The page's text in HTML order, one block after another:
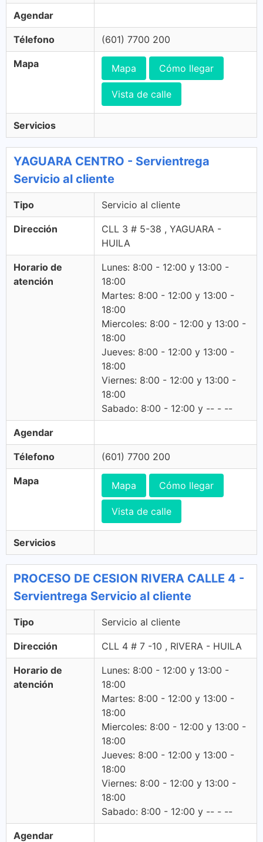
Agendar
Télefono (601) 7700 200
Mapa Mapa Cómo llegar
Vista de calle
Servicios
YAGUARA CENTRO - Servientrega
Servicio al cliente
Tipo Servicio al cliente
Dirección
CLL 3 # 5-38 , YAGUARA -
HUILA
Horario de
atención
Lunes: 8:00 - 12:00 y 13:00 -
18:00
Martes: 8:00 - 12:00 y 13:00 -
18:00
Miercoles: 8:00 - 12:00 y 13:00 -
18:00
Jueves: 8:00 - 12:00 y 13:00 -
18:00
Viernes: 8:00 - 12:00 y 13:00 -
18:00
Sabado: 8:00 - 12:00 y -- - --
Agendar
Télefono (601) 7700 200
Mapa Mapa Cómo llegar
Vista de calle
Servicios
PROCESO DE CESION RIVERA CALLE 4 -
Servientrega Servicio al cliente
Tipo Servicio al cliente
Dirección CLL 4 # 7 -10 , RIVERA - HUILA
Horario de
atención
Lunes: 8:00 - 12:00 y 13:00 -
18:00
Martes: 8:00 - 12:00 y 13:00 -
18:00
Miercoles: 8:00 - 12:00 y 13:00 -
18:00
Jueves: 8:00 - 12:00 y 13:00 -
18:00
Viernes: 8:00 - 12:00 y 13:00 -
18:00
Sabado: 8:00 - 12:00 y -- - --
Agendar